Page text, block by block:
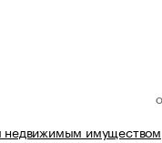
недвижимым имуществом